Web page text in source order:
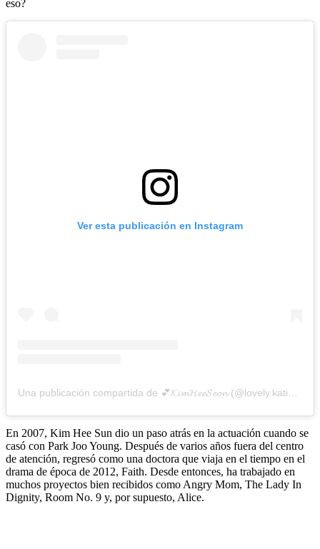
eso?
Ver esta publicación en Instagram
En 2007, Kim Hee Sun dio un paso atrás en la actuación cuando se
casó con Park Joo Young. Después de varios años fuera del centro
de atención, regresó como una doctora que viaja en el tiempo en el
drama de época de 2012, Faith. Desde entonces, ha trabajado en
muchos proyectos bien recibidos como Angry Mom, The Lady In
Dignity, Room No. 9 y, por supuesto, Alice.